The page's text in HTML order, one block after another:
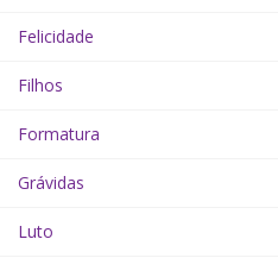
Felicidade
Filhos
Formatura
Grávidas
Luto